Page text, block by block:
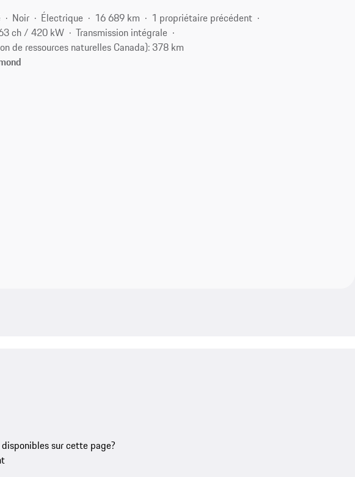
Noir Électrique 16 689 km
1 propriétaire précédent
ch / 420 kW
Transmission intégrale
de ressources naturelles Canada): 378 km
sur cette page?